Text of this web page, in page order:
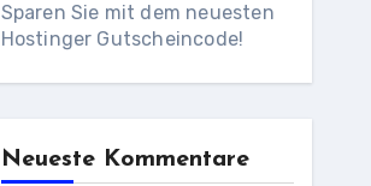
Sparen Sie mit dem neuesten
Hostinger Gutscheincode!
Neueste Kommentare